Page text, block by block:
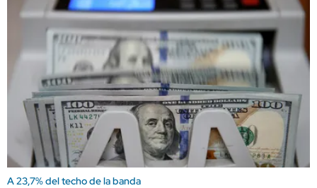
A 23,7% del techo de la banda